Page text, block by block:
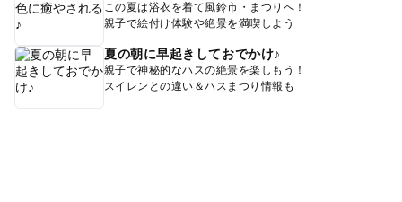
この夏は浴衣を着て風鈴市・まつりへ！
親子で絵付け体験や絶景を満喫しよう
夏の朝に早起きしておでかけ♪
親子で神秘的なハスの絶景を楽しもう！
スイレンとの違い＆ハスまつり情報も